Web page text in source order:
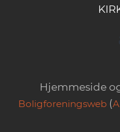
Hjemmeside
Boligforeningsweb (